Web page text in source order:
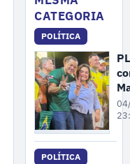
CATEGORIA
POLÍTICA
PL
POLÍTICA